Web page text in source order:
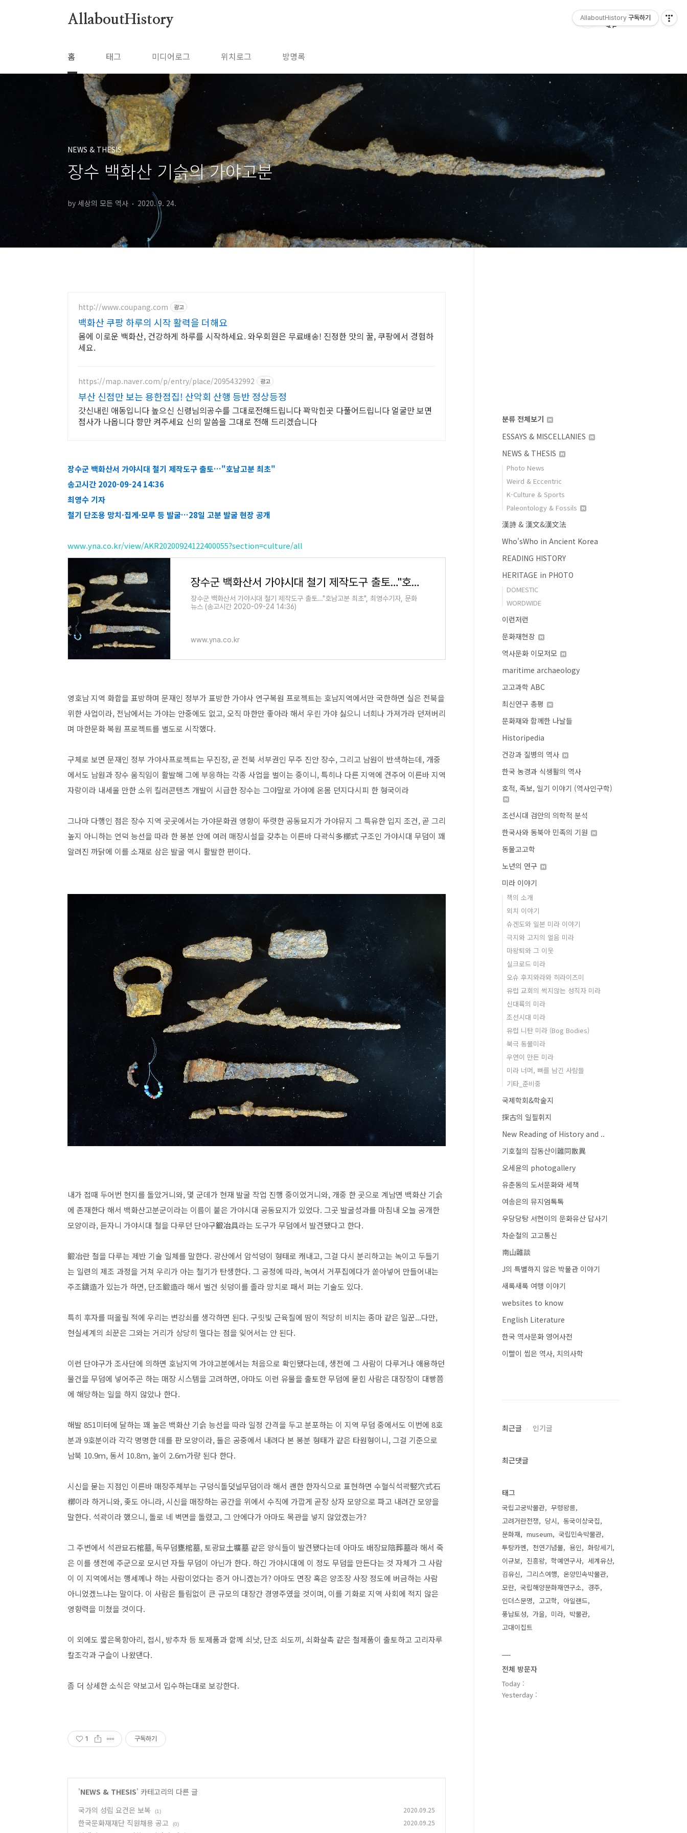
AllaboutHistory
홈 태그 미디어로그 위치로그 방명록
NEWS & THESIS
장수 백화산 기슭의 가야고분
by 세상의 모든 역사 2020. 9. 24.
http://www.coupang.com 광고
백화산 쿠팡 하루의 시작 활력을 더해요
몸에 이로운 백화산, 건강하게 하루를 시작하세요. 와우회원은 무료배송! 진정한 맛의 꿀, 쿠팡에서 경험하
세요.
https://map.naver.com/p/entry/place/2095432992 광고
부산 신점만 보는 용한점집! 산악회 산행 등반 정상등정
갓신내린 애동입니다 높으신 신령님의공수를 그대로전해드립니다 꽉막힌곳 다풀어드립니다 얼굴만 보면
점사가 나옵니다 향만 켜주세요 신의 말씀을 그대로 전해 드리겠습니다
장수군 백화산서 가야시대 철기 제작도구 출토…"호남고분 최초"
송고시간 2020-09-24 14:36
최영수 기자
철기 단조용 망치·집게·모루 등 발굴…28일 고분 발굴 현장 공개
www.yna.co.kr/view/AKR20200924122400055?section=culture/all
장수군 백화산서 가야시대 철기 제작도구 출토…"호남고분 최초" | 연합뉴스
장수군 백화산서 가야시대 철기 제작도구 출토…"호남고분 최초", 최영수기자, 문화
뉴스 (송고시간 2020-09-24 14:36)
www.yna.co.kr
영호남 지역 화합을 표방하며 문재인 정부가 표방한 가야사 연구복원 프로젝트는 호남지역에서만 국한하면 실은 전북을
위한 사업이라, 전남에서는 가야는 안중에도 없고, 오직 마한만 좋아라 해서 우린 가야 싫으니 너희나 가져가라 던져버리
며 마한문화 복원 프로젝트를 별도로 시작했다.
구체로 보면 문재인 정부 가야사프로젝트는 무진장, 곧 전북 서부권인 무주 진안 장수, 그리고 남원이 반색하는데, 개중
에서도 남원과 장수 움직임이 활발해 그에 부응하는 각종 사업을 벌이는 중이니, 특히나 다른 지역에 견주어 이른바 지역
자랑이라 내세울 만한 소위 킬러콘텐츠 개발이 시급한 장수는 그야말로 가야에 온몸 던지다시피 한 형국이라
그나마 다행인 점은 장수 지역 곳곳에서는 가야문화권 영향이 뚜렷한 공동묘지가 가야뮤지 그 특유한 입지 조건, 곧 그리
높지 아니하는 언덕 능선을 따라 한 봉분 안에 여러 매장시설을 갖추는 이른바 다곽식多槨式 구조인 가야시대 무덤이 꽤
알려진 까닭에 이를 소재로 삼은 발굴 역시 활발한 편이다.
내가 접때 두어번 현지를 돌았거니와, 몇 군데가 현재 발굴 작업 진행 중이었거니와, 개중 한 곳으로 계남면 백화산 기슭
에 존재한다 해서 백화산고분군이라는 이름이 붙은 가야시대 공동묘지가 있었다. 그곳 발굴성과를 마침내 오늘 공개한
모양이라, 듣자니 가야시대 철을 다루던 단야구鍛冶具라는 도구가 무덤에서 발견됐다고 한다.
鍛冶란 철을 다루는 제반 기술 일체를 말한다. 광산에서 암석덩이 형태로 캐내고, 그걸 다시 분리하고는 녹이고 두들기
는 일련의 제조 과정을 거쳐 우리가 아는 철기가 탄생한다. 그 공정에 따라, 녹여서 거푸집에다가 쏟아넣어 만들어내는
주조鑄造가 있는가 하면, 단조鍛造라 해서 벌건 쇳덩이를 졸라 망치로 패서 펴는 기술도 있다.
특히 후자를 떠올릴 적에 우리는 변강쇠를 생각하면 된다. 구릿빛 근육질에 땀이 적당히 비치는 종마 같은 일꾼...다만,
현실세계의 쇠꾼은 그와는 거리가 상당히 멀다는 점을 잊어서는 안 된다.
이런 단야구가 조사단에 의하면 호남지역 가야고분에서는 처음으로 확인됐다는데, 생전에 그 사람이 다루거나 애용하던
물건을 무덤에 넣어주곤 하는 매장 시스템을 고려하면, 아마도 이런 유물을 출토한 무덤에 묻힌 사람은 대장장이 대빵쯤
에 해당하는 일을 하지 않았나 한다.
해발 851미터에 달하는 꽤 높은 백화산 기슭 능선을 따라 일정 간격을 두고 분포하는 이 지역 무덤 중에서도 이번에 8호
분과 9호분이라 각각 명명한 데를 판 모양이라, 둘은 공중에서 내려다 본 봉분 형태가 같은 타원형이니, 그걸 기준으로
남북 10.9ｍ, 동서 10.8ｍ, 높이 2.6ｍ가량 된다 한다.
시신을 묻는 지점인 이른바 매장주체부는 구덩식돌덧널무덤이라 해서 괜한 한자식으로 표현하면 수혈식석곽竪穴式石
槨이라 하거니와, 좆도 아니라, 시신을 매장하는 공간을 위에서 수직에 가깝게 곧장 상자 모양으로 파고 내려간 모양을
말한다. 석곽이라 했으니, 돌로 네 벽면을 돌렸고, 그 안에다가 아마도 목관을 넣지 않았겠는가?
그 주변에서 석관묘石棺墓, 독무덤甕棺墓, 토광묘土壙墓 같은 양식들이 발견됐다는데 아마도 배장묘陪葬墓라 해서 죽
은 이를 생전에 주군으로 모시던 자들 무덤이 아닌가 한다. 하긴 가야시대에 이 정도 무덤을 만든다는 것 자체가 그 사람
이 이 지역에서는 행세께나 하는 사람이었다는 증거 아니겠는가? 아마도 면장 혹은 양조장 사장 정도에 버금하는 사람
아니었겠느냐는 말이다. 이 사람은 틀림없이 큰 규모의 대장간 경영주였을 것이며, 이를 기화로 지역 사회에 적지 않은
영향력을 미쳤을 것이다.
이 외에도 짧은목항아리, 접시, 방추차 등 토제품과 함께 쇠낫, 단조 쇠도끼, 쇠화살촉 같은 철제품이 출토하고 고리자루
칼조각과 구슬이 나왔댄다.
좀 더 상세한 소식은 약보고서 입수하는대로 보강한다.
1 구독하기
'NEWS & THESIS' 카테고리의 다른 글
국가의 성립 요건은 보복
(1) 2020.09.25
한국문화재재단 직원채용 공고 (0) 2020.09.25
분류 전체보기
ESSAYS & MISCELLANIES
NEWS & THESIS
Photo News
Weird & Eccentric
K-Culture & Sports
Paleontology & Fossils
漢詩 & 漢文&漢文法
Who'sWho in Ancient Korea
READING HISTORY
HERITAGE in PHOTO
DOMESTIC
WORDWIDE
이런저런
문화재현장
역사문화 이모저모
maritime archaeology
고고과학 ABC
최신연구 총평
문화재와 함께한 나날들
Historipedia
건강과 질병의 역사
한국 농경과 식생활의 역사
호적, 족보, 일기 이야기 (역사인구학)
조선시대 검안의 의학적 분석
한국사와 동북아 민족의 기원
동물고고학
노년의 연구
미라 이야기
책의 소개
외치 이야기
슈겐도와 일본 미라 이야기
극지와 고지의 얼음 미라
마왕퇴와 그 이웃
실크로드 미라
오슈 후지와라와 히라이즈미
유럽 교회의 썩지않는 성직자 미라
신대륙의 미라
조선시대 미라
유럽 니탄 미라 (Bog Bodies)
북극 동물미라
우연이 만든 미라
미라 너머, 뼈를 남긴 사람들
기타_준비중
국제학회&학술지
探古의 일필휘지
New Reading of History and ..
기호철의 잡동산이雜同散異
오세윤의 photogallery
유춘동의 도서문화와 세책
여송은의 뮤지엄톡톡
우당당탕 서현이의 문화유산 답사기
차순철의 고고통신
南山雜談
J의 특별하지 않은 박물관 이야기
새록새록 여행 이야기
websites to know
English Literature
한국 역사문화 영어사전
이빨이 씹은 역사, 치의사학
최근글 인기글
최근댓글
태그
국립고궁박물관
무령왕릉
고려거란전쟁
당시
동국이상국집
문화재
museum
국립민속박물관
투탕카멘
천연기념물 용인
화랑세기
이규보
진흥왕 학예연구사
세계유산
김유신
그리스여행
온양민속박물관
모란
국립해양문화재연구소
경주
인더스문명
고고학
아일랜드
풍납토성
가을 미라
박물관
고대이집트
전체 방문자
Today :
Yesterday :
AllaboutHistory 구독하기